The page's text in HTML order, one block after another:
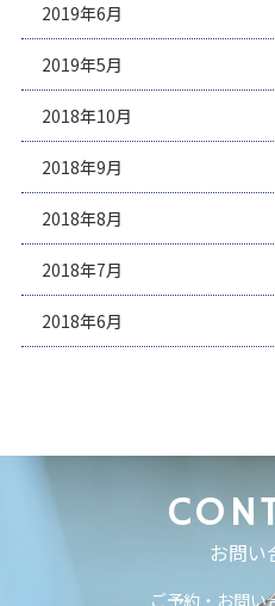
2019年6月
2019年5月
2018年10月
2018年9月
2018年8月
2018年7月
2018年6月
お問い
ご予約・お問い